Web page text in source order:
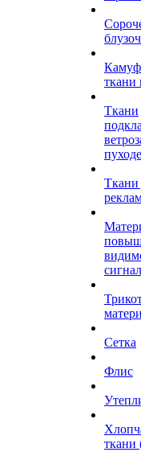
ткани
Ткани
Ткани
Сетка
Флис
ткани